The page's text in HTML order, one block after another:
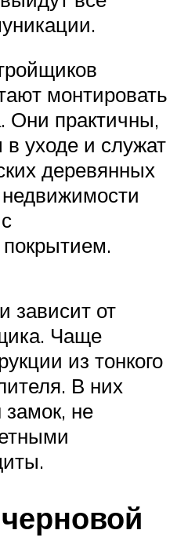
монтировать
Они практичны,
уходе и служат
деревянных
зависит от
Чаще
из тонкого
В них
замок, не